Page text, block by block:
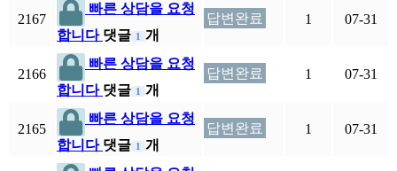
2167
빠른 상담을 요청
합니다 댓글 1 개
답변완료 1 07-31
2166
빠른 상담을 요청
합니다 댓글 1 개
답변완료 1 07-31
2165
빠른 상담을 요청
합니다 댓글 1 개
답변완료 1 07-31